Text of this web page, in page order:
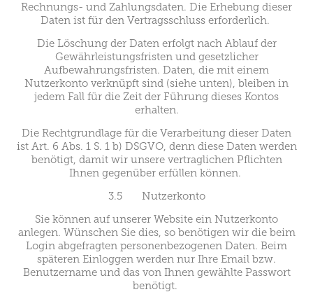
Rechnungs- und Zahlungsdaten. Die Erhebung dieser
Daten ist für den Vertragsschluss erforderlich.
Die Löschung der Daten erfolgt nach Ablauf der
Gewährleistungsfristen und gesetzlicher
Aufbewahrungsfristen. Daten, die mit einem
Nutzerkonto verknüpft sind (siehe unten), bleiben in
jedem Fall für die Zeit der Führung dieses Kontos
erhalten.
Die Rechtgrundlage für die Verarbeitung dieser Daten
ist Art. 6 Abs. 1 S. 1 b) DSGVO, denn diese Daten werden
benötigt, damit wir unsere vertraglichen Pflichten
Ihnen gegenüber erfüllen können.
3.5 Nutzerkonto
Sie können auf unserer Website ein Nutzerkonto
anlegen. Wünschen Sie dies, so benötigen wir die beim
Login abgefragten personenbezogenen Daten. Beim
späteren Einloggen werden nur Ihre Email bzw.
Benutzername und das von Ihnen gewählte Passwort
benötigt.